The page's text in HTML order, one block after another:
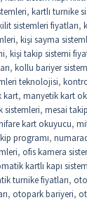
, kartlı turnike
sistemleri fiyatları,
, kişi sayma
, kişi takip sistemi
, kollu bariyer
teknolojisi,
kart, manyetik kart
sistemleri, mesai
kart okuyucu,
programı,
, ofis kamera
kartlı kapı
turnike fiyatları,
, otopark bariyeri,